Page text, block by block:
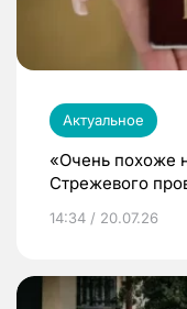
Актуальное
«Очень похоже
Стрежевого
14:34 / 20.07.26